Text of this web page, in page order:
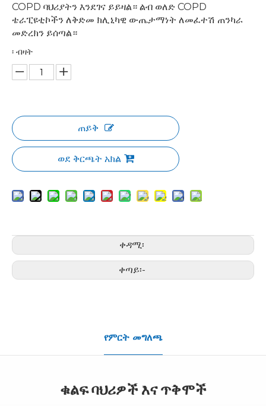
COPD ባህሪያትን እንደገና ይይዛል። ልብ ወለድ COPD
ቴራፒዩቲኮችን ለቅድመ ክሊኒካዊ ውጤታማነት ለመፈተሽ ጠንካራ
መድረክን ይሰጣል።
፡ ብዛት
ጠይቅ
ወደ ቅርጫት አክል
ቀዳሚ፡
ቀጣይ፡-
የምርት መግለጫ
ቁልፍ ባህሪዎች እና ጥቅሞች